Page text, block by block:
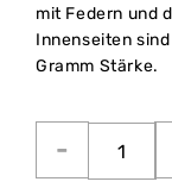
mit Federn und
Innenseiten
Gramm Stärke.